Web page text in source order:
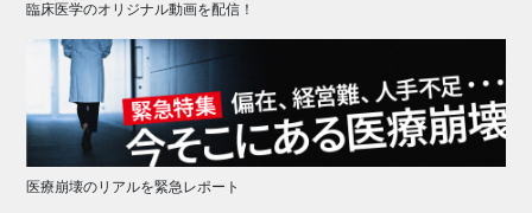
臨床医学のオリジナル動画を配信！
医療崩壊のリアルを緊急レポート